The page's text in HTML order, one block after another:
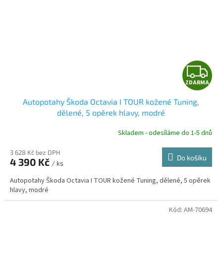
Z
D
R
A
ZDARMA
Autopotahy Škoda Octavia I TOUR kožené Tuning,
dělené, 5 opěrek hlavy, modré
Skladem - odesíláme do 1-5 dnů
3 628 Kč bez DPH
4 390 Kč / ks
Do košíku
Autopotahy Škoda Octavia I TOUR kožené Tuning, dělené, 5 opěrek
hlavy, modré
Kód: AM-70694